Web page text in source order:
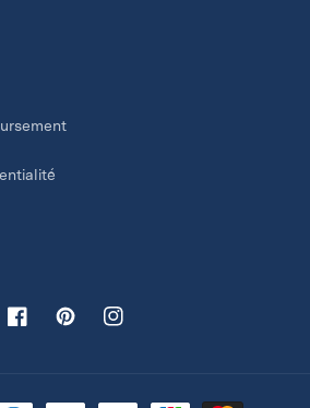
FacebookPinterestInstagram